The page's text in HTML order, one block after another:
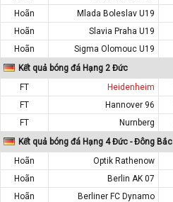
Hoãn
Mlada Boleslav U19
Hoãn
Slavia Praha U19
Hoãn
Sigma Olomouc U19
Kết quả bóng đá Hạng 2 Đức
FT
Heidenheim
FT
Hannover 96
FT
Nurnberg
Kết quả bóng đá Hạng 4 Đức - Đông Bắc
Hoãn
Optik Rathenow
Hoãn
Berlin AK 07
Hoãn
Berliner FC Dynamo